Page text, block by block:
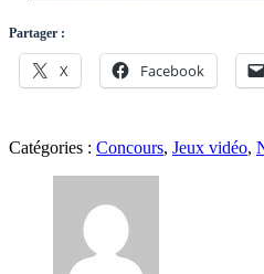
Partager :
X Facebook
Catégories : Concours, Jeux vidéo,